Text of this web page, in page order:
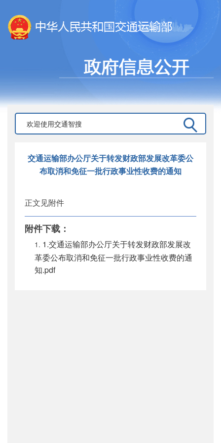
交通运输部办公厅关于转发财政部发展改革委公
布取消和免征一批行政事业性收费的通知
正文见附件
附件下载：
1.交通运输部办公厅关于转发财政部发展改
革委公布取消和免征一批行政事业性收费的通
知.pdf